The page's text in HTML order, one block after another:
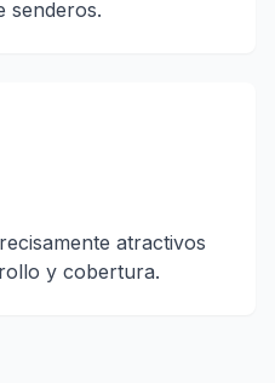
senderos.
atractivos
y cobertura.